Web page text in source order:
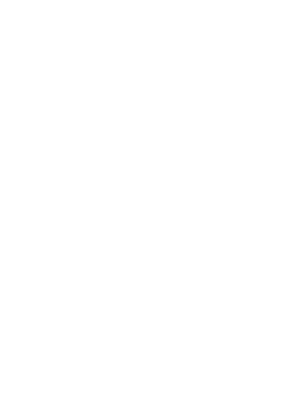
/高松グループ
に伴うプロジェクト推進／年収